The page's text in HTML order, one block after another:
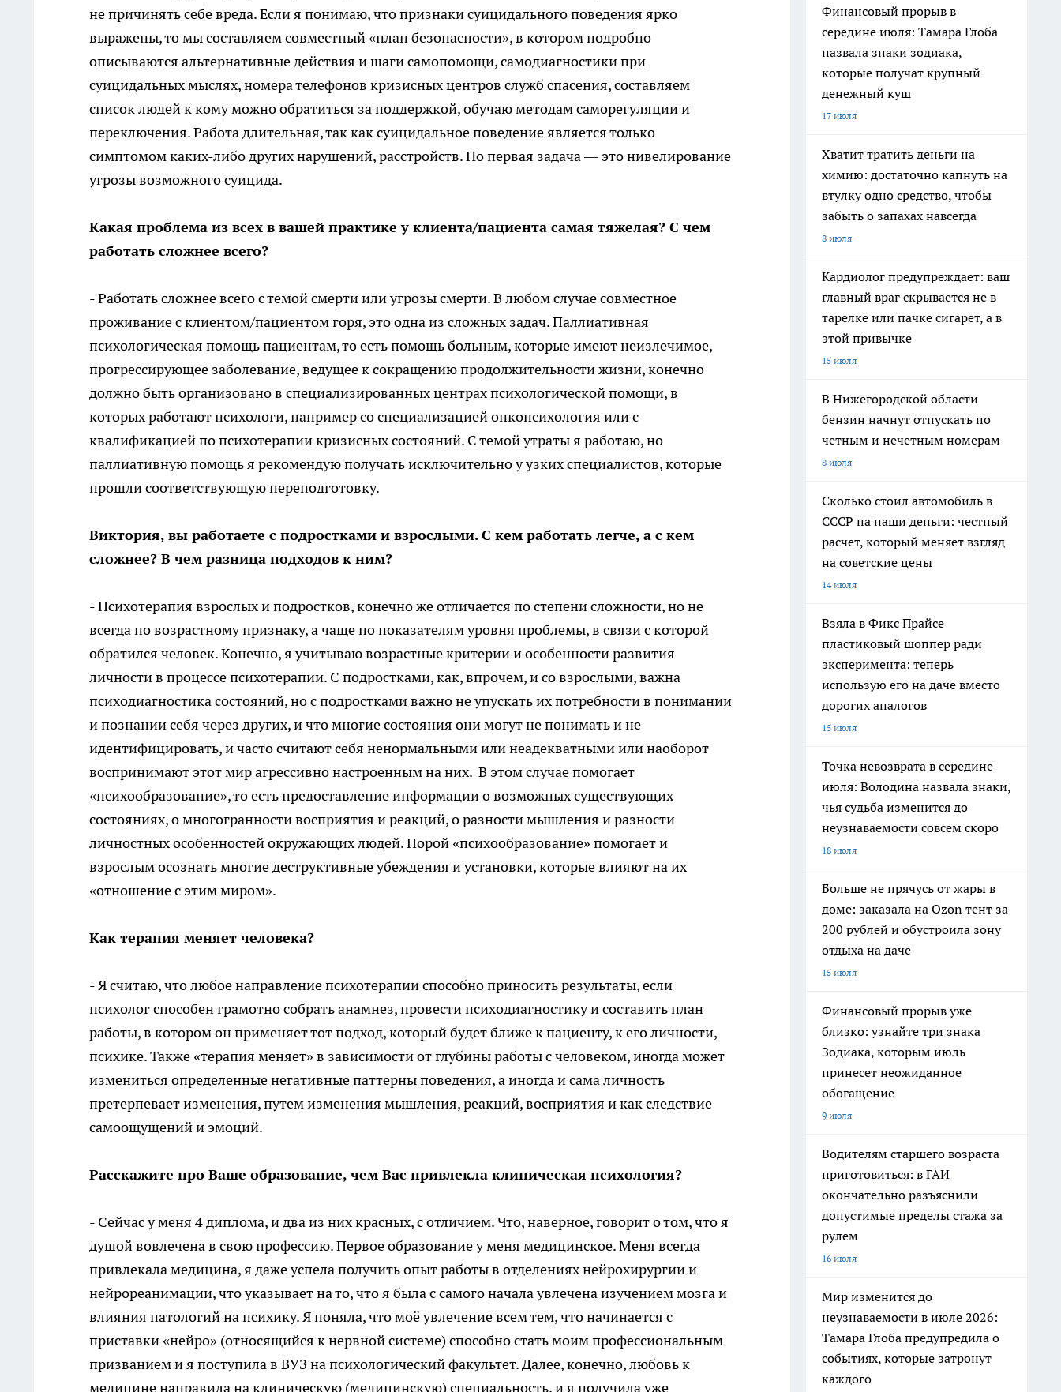
не причинять себе вреда. Если я понимаю, что признаки суицидального поведения ярко
выражены, то мы составляем совместный «план безопасности», в котором подробно
описываются альтернативные действия и шаги самопомощи, самодиагностики при
суицидальных мыслях, номера телефонов кризисных центров служб спасения, составляем
список людей к кому можно обратиться за поддержкой, обучаю методам саморегуляции и
переключения. Работа длительная, так как суицидальное поведение является только
симптомом каких-либо других нарушений, расстройств. Но первая задача — это нивелирование
угрозы возможного суицида.
Какая проблема из всех в вашей практике у клиента/пациента самая тяжелая? С чем
работать сложнее всего?
- Работать сложнее всего с темой смерти или угрозы смерти. В любом случае совместное
проживание с клиентом/пациентом горя, это одна из сложных задач. Паллиативная
психологическая помощь пациентам, то есть помощь больным, которые имеют неизлечимое,
прогрессирующее заболевание, ведущее к сокращению продолжительности жизни, конечно
должно быть организовано в специализированных центрах психологической помощи, в
которых работают психологи, например со специализацией онкопсихология или с
квалификацией по психотерапии кризисных состояний. С темой утраты я работаю, но
паллиативную помощь я рекомендую получать исключительно у узких специалистов, которые
прошли соответствующую переподготовку.
Виктория, вы работаете с подростками и взрослыми. С кем работать легче, а с кем
сложнее? В чем разница подходов к ним?
- Психотерапия взрослых и подростков, конечно же отличается по степени сложности, но не
всегда по возрастному признаку, а чаще по показателям уровня проблемы, в связи с которой
обратился человек. Конечно, я учитываю возрастные критерии и особенности развития
личности в процессе психотерапии. С подростками, как, впрочем, и со взрослыми, важна
психодиагностика состояний, но с подростками важно не упускать их потребности в понимании
и познании себя через других, и что многие состояния они могут не понимать и не
идентифицировать, и часто считают себя ненормальными или неадекватными или наоборот
воспринимают этот мир агрессивно настроенным на них. В этом случае помогает
«психообразование», то есть предоставление информации о возможных существующих
состояниях, о многогранности восприятия и реакций, о разности мышления и разности
личностных особенностей окружающих людей. Порой «психообразование» помогает и
взрослым осознать многие деструктивные убеждения и установки, которые влияют на их
«отношение с этим миром».
Как терапия меняет человека?
- Я считаю, что любое направление психотерапии способно приносить результаты, если
психолог способен грамотно собрать анамнез, провести психодиагностику и составить план
работы, в котором он применяет тот подход, который будет ближе к пациенту, к его личности,
психике. Также «терапия меняет» в зависимости от глубины работы с человеком, иногда может
измениться определенные негативные паттерны поведения, а иногда и сама личность
претерпевает изменения, путем изменения мышления, реакций, восприятия и как следствие
самоощущений и эмоций.
Расскажите про Ваше образование, чем Вас привлекла клиническая психология?
- Сейчас у меня 4 диплома, и два из них красных, с отличием. Что, наверное, говорит о том, что я
душой вовлечена в свою профессию. Первое образование у меня медицинское. Меня всегда
привлекала медицина, я даже успела получить опыт работы в отделениях нейрохирургии и
нейрореанимации, что указывает на то, что я была с самого начала увлечена изучением мозга и
влияния патологий на психику. Я поняла, что моё увлечение всем тем, что начинается с
приставки «нейро» (относящийся к нервной системе) способно стать моим профессиональным
призванием и я поступила в ВУЗ на психологический факультет. Далее, конечно, любовь к
медицине направила на клиническую (медицинскую) специальность, и я получила уже
Финансовый прорыв в
середине июля: Тамара Глоба
назвала знаки зодиака,
которые получат крупный
денежный куш
17 июля
Хватит тратить деньги на
химию: достаточно капнуть на
втулку одно средство, чтобы
забыть о запахах навсегда
8 июля
Кардиолог предупреждает: ваш
главный враг скрывается не в
тарелке или пачке сигарет, а в
этой привычке
15 июля
В Нижегородской области
бензин начнут отпускать по
четным и нечетным номерам
8 июля
Сколько стоил автомобиль в
СССР на наши деньги: честный
расчет, который меняет взгляд
на советские цены
14 июля
Взяла в Фикс Прайсе
пластиковый шоппер ради
эксперимента: теперь
использую его на даче вместо
дорогих аналогов
15 июля
Точка невозврата в середине
июля: Володина назвала знаки,
чья судьба изменится до
неузнаваемости совсем скоро
18 июля
Больше не прячусь от жары в
доме: заказала на Ozon тент за
200 рублей и обустроила зону
отдыха на даче
15 июля
Финансовый прорыв уже
близко: узнайте три знака
Зодиака, которым июль
принесет неожиданное
обогащение
9 июля
Водителям старшего возраста
приготовиться: в ГАИ
окончательно разъяснили
допустимые пределы стажа за
рулем
16 июля
Мир изменится до
неузнаваемости в июле 2026:
Тамара Глоба предупредила о
событиях, которые затронут
каждого